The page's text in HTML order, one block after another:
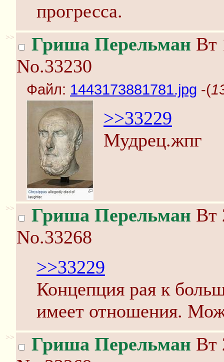
прогресса.
>> Гриша Перельман Вт
No.33230
Файл: 1443173881781.jpg -(
>>33229
Мудрец.жпг
>> Гриша Перельман Вт
No.33268
>>33229
Концепция рая к
имеет отношения.
>> Гриша Перельман Вт